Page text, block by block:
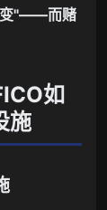
变"——而赌
如
施